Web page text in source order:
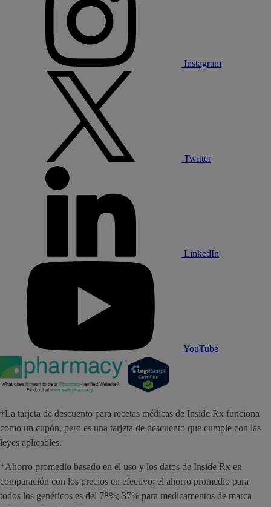
Instagram
Twitter
LinkedIn
YouTube
†La tarjeta de descuento para recetas médicas de Inside Rx funciona
como un cupón, pero es una tarjeta de descuento que cumple con las
leyes aplicables.
*Ahorro promedio basado en el uso y los datos de Inside Rx en
comparación con los precios en efectivo; el ahorro promedio para
todos los genéricos es del 78%; 37% para medicamentos de marca